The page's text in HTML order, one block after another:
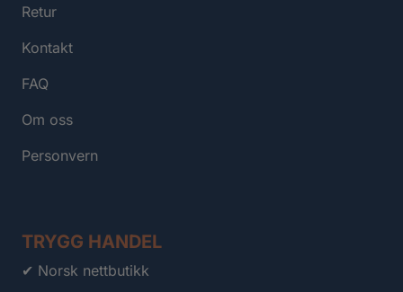
Retur
Kontakt
FAQ
Om oss
Personvern
TRYGG HANDEL
✔ Norsk nettbutikk